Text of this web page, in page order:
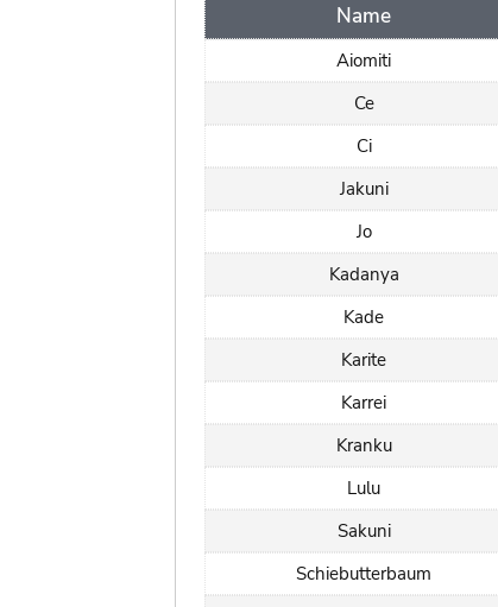
Name
Aiomiti
Ce
Ci
Jakuni
Jo
Kadanya
Kade
Karite
Karrei
Kranku
Lulu
Sakuni
Schiebutterbaum